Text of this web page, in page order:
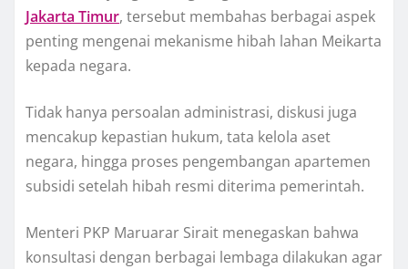
Jakarta Timur, tersebut membahas berbagai aspek
penting mengenai mekanisme hibah lahan Meikarta
kepada negara.
Tidak hanya persoalan administrasi, diskusi juga
mencakup kepastian hukum, tata kelola aset
negara, hingga proses pengembangan apartemen
subsidi setelah hibah resmi diterima pemerintah.
Menteri PKP Maruarar Sirait menegaskan bahwa
konsultasi dengan berbagai lembaga dilakukan agar